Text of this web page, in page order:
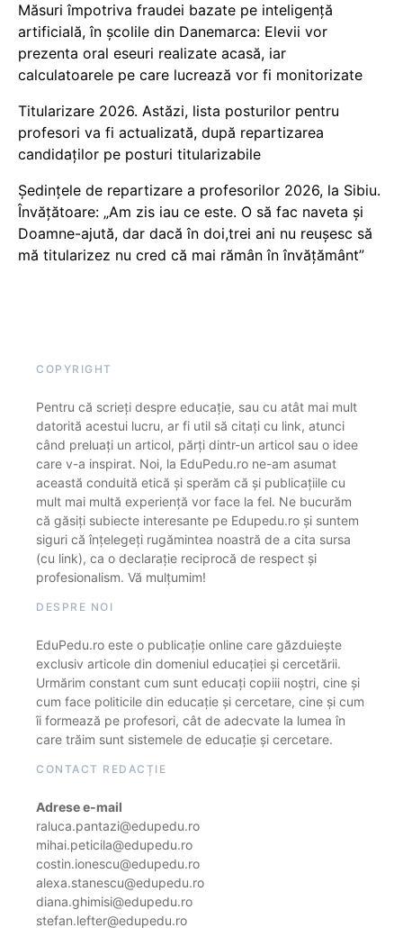
Măsuri împotriva fraudei bazate pe inteligență
artificială, în școlile din Danemarca: Elevii vor
prezenta oral eseuri realizate acasă, iar
calculatoarele pe care lucrează vor fi monitorizate
Titularizare 2026. Astăzi, lista posturilor pentru
profesori va fi actualizată, după repartizarea
candidaților pe posturi titularizabile
Ședințele de repartizare a profesorilor 2026, la Sibiu.
Învățătoare: „Am zis iau ce este. O să fac naveta și
Doamne-ajută, dar dacă în doi,trei ani nu reușesc să
mă titularizez nu cred că mai rămân în învățământ”
COPYRIGHT
Pentru că scrieți despre educație, sau cu atât mai mult
datorită acestui lucru, ar fi util să citați cu link, atunci
când preluați un articol, părți dintr-un articol sau o idee
care v-a inspirat. Noi, la EduPedu.ro ne-am asumat
această conduită etică și sperăm că și publicațiile cu
mult mai multă experiență vor face la fel. Ne bucurăm
că găsiți subiecte interesante pe Edupedu.ro și suntem
siguri că înțelegeți rugămintea noastră de a cita sursa
(cu link), ca o declarație reciprocă de respect și
profesionalism. Vă mulțumim!
DESPRE NOI
EduPedu.ro este o publicație online care găzduiește
exclusiv articole din domeniul educației și cercetării.
Urmărim constant cum sunt educați copiii noștri, cine și
cum face politicile din educație și cercetare, cine și cum
îi formează pe profesori, cât de adecvate la lumea în
care trăim sunt sistemele de educație și cercetare.
CONTACT REDACȚIE
Adrese e-mail
raluca.pantazi@edupedu.ro
mihai.peticila@edupedu.ro
costin.ionescu@edupedu.ro
alexa.stanescu@edupedu.ro
diana.ghimisi@edupedu.ro
stefan.lefter@edupedu.ro